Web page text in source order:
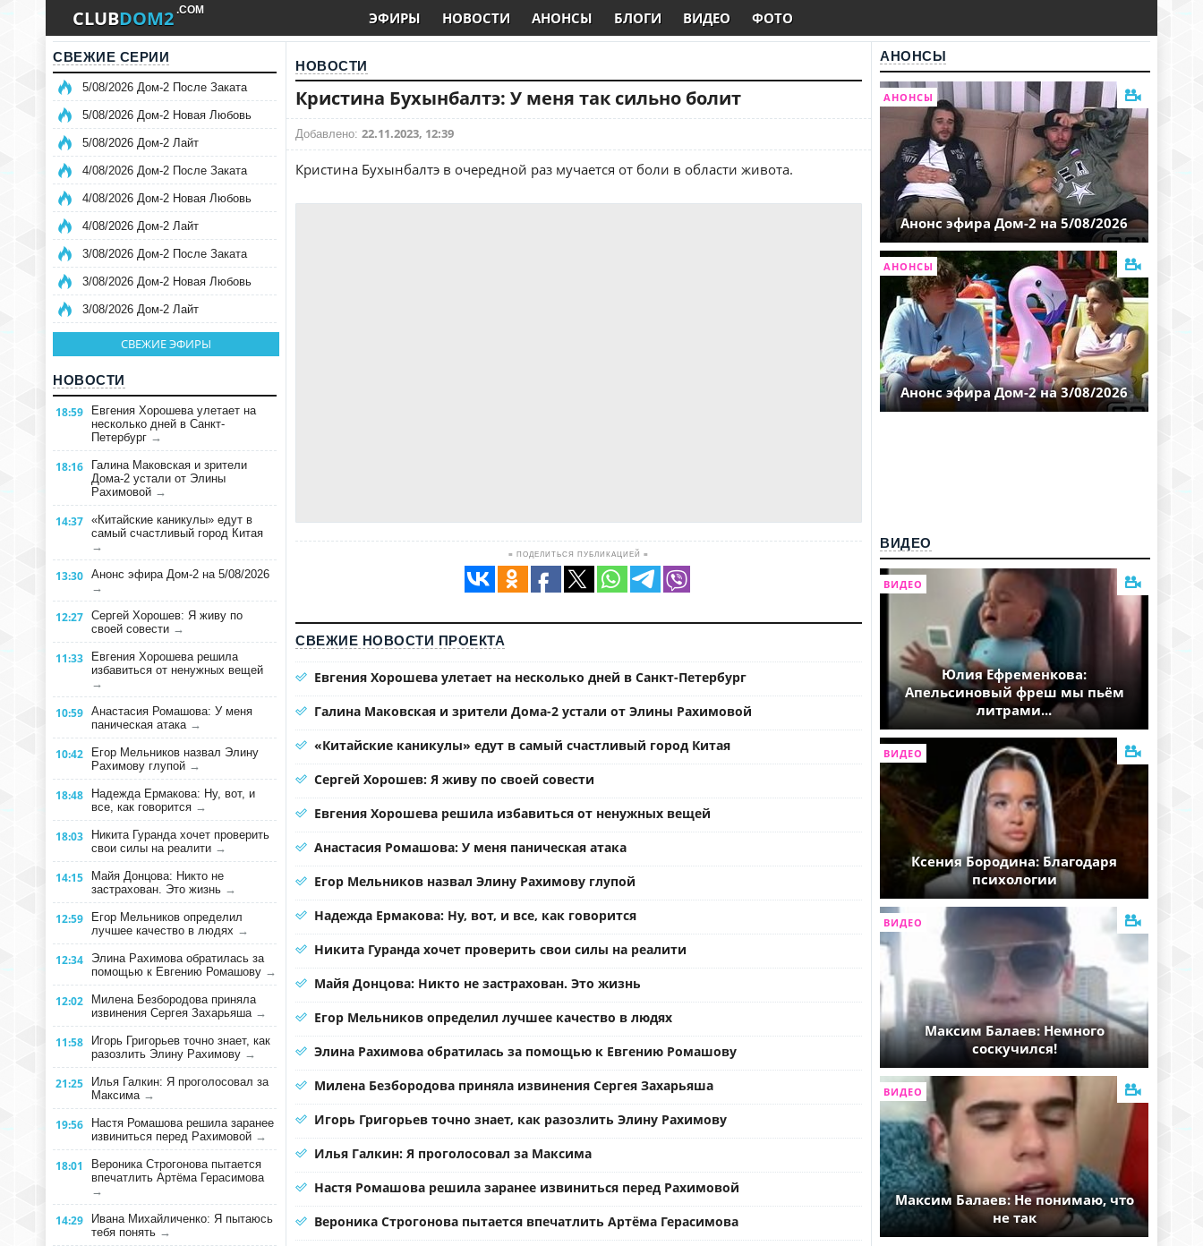
CLUBDOM2 .COM ЭФИРЫ НОВОСТИ АНОНСЫ БЛОГИ ВИДЕО ФОТО
СВЕЖИЕ СЕРИИ
5/08/2026 Дом-2 После Заката
5/08/2026 Дом-2 Новая Любовь
5/08/2026 Дом-2 Лайт
4/08/2026 Дом-2 После Заката
4/08/2026 Дом-2 Новая Любовь
4/08/2026 Дом-2 Лайт
3/08/2026 Дом-2 После Заката
3/08/2026 Дом-2 Новая Любовь
3/08/2026 Дом-2 Лайт
СВЕЖИЕ ЭФИРЫ
НОВОСТИ
18:59
Евгения Хорошева улетает на
несколько дней в Санкт-
Петербург →
18:16
Галина Маковская и зрители
Дома-2 устали от Элины
Рахимовой →
14:37 «Китайские каникулы» едут в
самый счастливый город Китая
→
13:30 Анонс эфира Дом-2 на 5/08/2026
→
12:27 Сергей Хорошев: Я живу по
своей совести →
11:33
Евгения Хорошева решила
избавиться от ненужных вещей
→
10:59 Анастасия Ромашова: У меня
паническая атака →
10:42
Егор Мельников назвал Элину
Рахимову глупой →
18:48
Надежда Ермакова: Ну, вот, и
все, как говорится →
18:03
Никита Гуранда хочет проверить
свои силы на реалити →
14:15
Майя Донцова: Никто не
застрахован. Это жизнь →
12:59
Егор Мельников определил
лучшее качество в людях →
12:34
Элина Рахимова обратилась за
помощью к Евгению Ромашову →
12:02
Милена Безбородова приняла
извинения Сергея Захарьяша →
11:58
Игорь Григорьев точно знает, как
разозлить Элину Рахимову →
21:25
Илья Галкин: Я проголосовал за
Максима →
19:56
Настя Ромашова решила заранее
извиниться перед Рахимовой →
18:01
Вероника Строгонова пытается
впечатлить Артёма Герасимова
→
14:29
Ивана Михайличенко: Я пытаюсь
тебя понять →
НОВОСТИ
Кристина Бухынбалтэ: У меня так сильно болит
Добавлено: 22.11.2023, 12:39
Кристина Бухынбалтэ в очередной раз мучается от боли в области живота.
≡ ПОДЕЛИТЬСЯ ПУБЛИКАЦИЕЙ ≡
СВЕЖИЕ НОВОСТИ ПРОЕКТА
Евгения Хорошева улетает на несколько дней в Санкт-Петербург
Галина Маковская и зрители Дома-2 устали от Элины Рахимовой
«Китайские каникулы» едут в самый счастливый город Китая
Сергей Хорошев: Я живу по своей совести
Евгения Хорошева решила избавиться от ненужных вещей
Анастасия Ромашова: У меня паническая атака
Егор Мельников назвал Элину Рахимову глупой
Надежда Ермакова: Ну, вот, и все, как говорится
Никита Гуранда хочет проверить свои силы на реалити
Майя Донцова: Никто не застрахован. Это жизнь
Егор Мельников определил лучшее качество в людях
Элина Рахимова обратилась за помощью к Евгению Ромашову
Милена Безбородова приняла извинения Сергея Захарьяша
Игорь Григорьев точно знает, как разозлить Элину Рахимову
Илья Галкин: Я проголосовал за Максима
Настя Ромашова решила заранее извиниться перед Рахимовой
Вероника Строгонова пытается впечатлить Артёма Герасимова
АНОНСЫ
АНОНСЫ
Анонс эфира Дом-2 на 5/08/2026
АНОНСЫ
Анонс эфира Дом-2 на 3/08/2026
ВИДЕО
ВИДЕО
Юлия Ефременкова:
Апельсиновый фреш мы пьём
литрами...
ВИДЕО
Ксения Бородина: Благодаря
психологии
ВИДЕО
Максим Балаев: Немного
соскучился!
ВИДЕО
Максим Балаев: Не понимаю, что
не так